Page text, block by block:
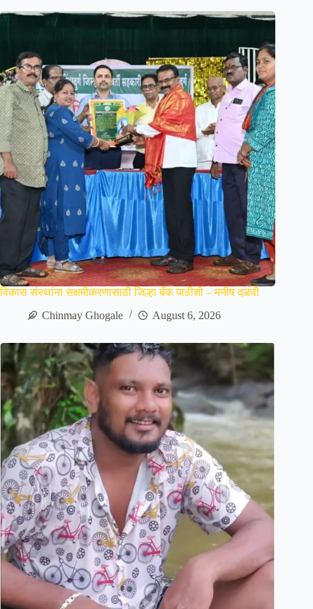
विकास संस्थांना सक्षमीकरणासाठी जिल्हा बॅंक पाठीशी – मनीष दळवी
Chinmay Ghogale
August 6, 2026